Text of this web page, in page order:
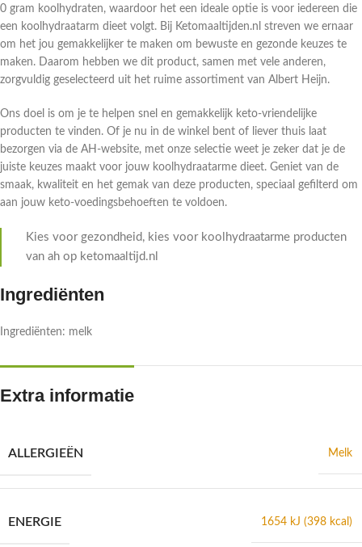
0 gram koolhydraten, waardoor het een ideale optie is voor iedereen die
een koolhydraatarm dieet volgt. Bij Ketomaaltijden.nl streven we ernaar
om het jou gemakkelijker te maken om bewuste en gezonde keuzes te
maken. Daarom hebben we dit product, samen met vele anderen,
zorgvuldig geselecteerd uit het ruime assortiment van Albert Heijn.
Ons doel is om je te helpen snel en gemakkelijk keto-vriendelijke
producten te vinden. Of je nu in de winkel bent of liever thuis laat
bezorgen via de AH-website, met onze selectie weet je zeker dat je de
juiste keuzes maakt voor jouw koolhydraatarme dieet. Geniet van de
smaak, kwaliteit en het gemak van deze producten, speciaal gefilterd om
aan jouw keto-voedingsbehoeften te voldoen.
Kies voor gezondheid, kies voor koolhydraatarme producten
van ah op ketomaaltijd.nl
Ingrediënten
Ingrediënten: melk
Extra informatie
ALLERGIEËN Melk
ENERGIE 1654 kJ (398 kcal)